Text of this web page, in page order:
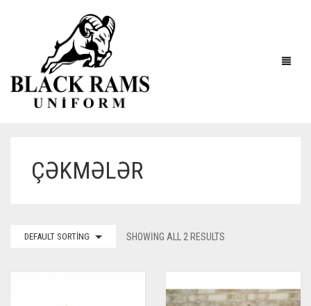
ÇƏKMƏLƏR
DEFAULT SORTING SHOWING ALL 2 RESULTS